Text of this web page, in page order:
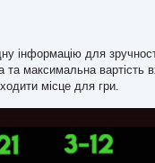
інформацію для
максимальна вартість
місце для гри.